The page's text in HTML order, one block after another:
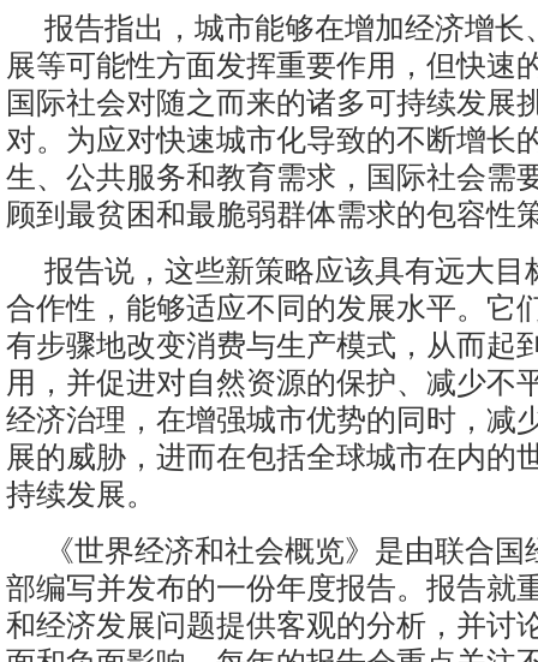
报告指出，城市能够在增加经济增长
展等可能性方面发挥重要作用，但快速
国际社会对随之而来的诸多可持续发展
对。为应对快速城市化导致的不断增长
生、公共服务和教育需求，国际社会需
顾到最贫困和最脆弱群体需求的包容性
报告说，这些新策略应该具有远大目
合作性，能够适应不同的发展水平。它
有步骤地改变消费与生产模式，从而起
用，并促进对自然资源的保护、减少不
经济治理，在增强城市优势的同时，减
展的威胁，进而在包括全球城市在内的
持续发展。
《世界经济和社会概览》是由联合
部编写并发布的一份年度报告。报告就
和经济发展问题提供客观的分析，并讨